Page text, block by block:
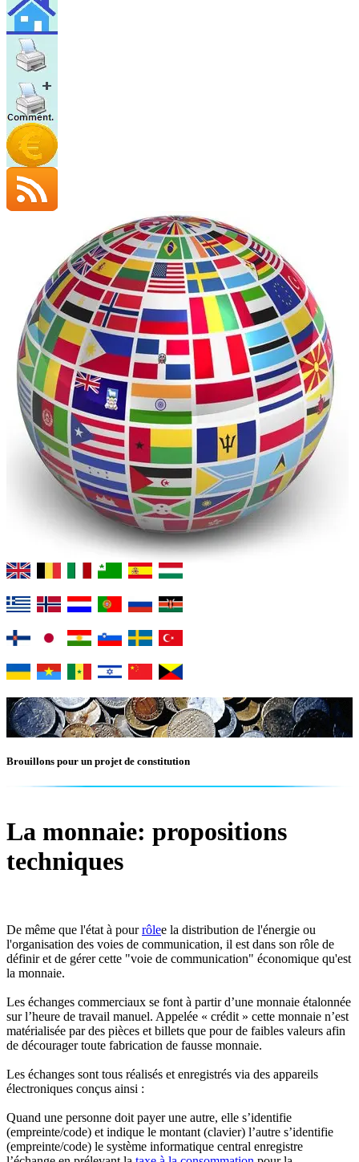
Brouillons pour un projet de constitution
La monnaie: propositions
techniques
De même que l'état à pourrôlee la distribution de l'énergie ou
l'organisation des voies de communication, il est dans son rôle de
définir et de gérer cette "voie de communication" économique qu'est
la monnaie.
Les échanges commerciaux se font à partir d’une monnaie étalonnée
sur l’heure de travail manuel. Appelée « crédit » cette monnaie n’est
matérialisée par des pièces et billets que pour de faibles valeurs afin
de décourager toute fabrication de fausse monnaie.
Les échanges sont tous réalisés et enregistrés via des appareils
électroniques conçus ainsi :
Quand une personne doit payer une autre, elle s’identifie
(empreinte/code) et indique le montant (clavier) l’autre s’identifie
(empreinte/code) le système informatique central enregistre